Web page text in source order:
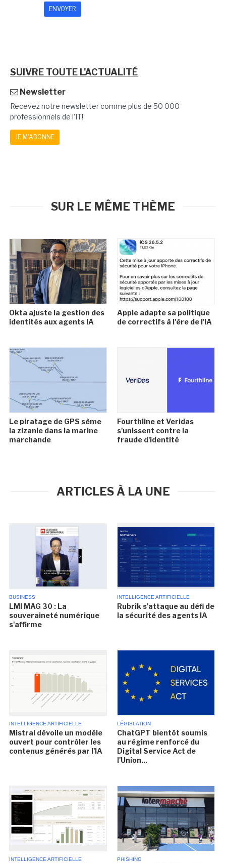
SUIVRE TOUTE L'ACTUALITÉ
Newsletter
Recevez notre newsletter comme plus de 50 000
professionnels de l'IT!
JE M'ABONNE
SUR LE MÊME THÈME
Okta ajuste la gestion des
identités aux agents IA
Apple adapte sa politique
de correctifs à l'ère de l'IA
Le piratage de GPS sème
la zizanie dans la marine
marchande
Fourthline et Veridas
s'unissent contre la
fraude d'identité
ARTICLES À LA UNE
BUSINESS
LMI MAG 30 : La
souveraineté numérique
s'affirme
INTELLIGENCE ARTIFICIELLE
Rubrik s'attaque au défi de
la sécurité des agents IA
INTELLIGENCE ARTIFICIELLE
Mistral dévoile un modèle
ouvert pour contrôler les
contenus générés par l'IA
LÉGISLATION
ChatGPT bientôt soumis
au régime renforcé du
Digital Service Act de
l'Union...
INTELLIGENCE ARTIFICIELLE PHISHING